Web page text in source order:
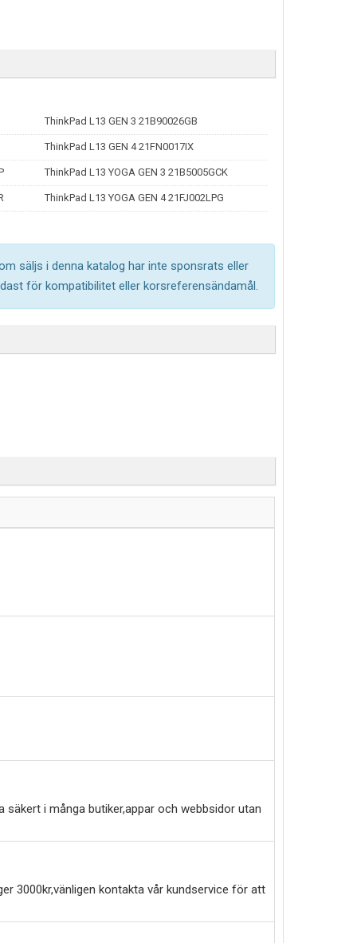
ThinkPad L13 GEN 3 21B90026GB
ThinkPad L13 GEN 4 21FN0017IX
ThinkPad L13 YOGA GEN 3 21B5005GCK
ThinkPad L13 YOGA GEN 4 21FJ002LPG
säljs i denna katalog har inte sponsrats eller
för kompatibilitet eller korsreferensändamål.
säkert i många butiker,appar och webbsidor utan
3000kr,vänligen kontakta vår kundservice för att